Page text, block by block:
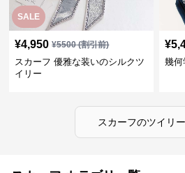
SALE
¥4,950 ¥5500(割引前)
スカーフ 優雅な装いのシルクツ
イリー
¥
幾何
スカーフのツイリー